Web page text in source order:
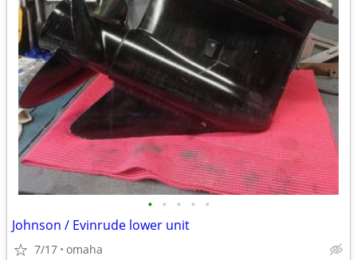
• • • • •
Johnson / Evinrude lower unit
7/17 omaha